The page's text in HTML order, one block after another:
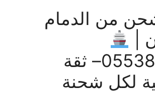
من الدمام
|
0553885449– ثقة
لكل شحنة